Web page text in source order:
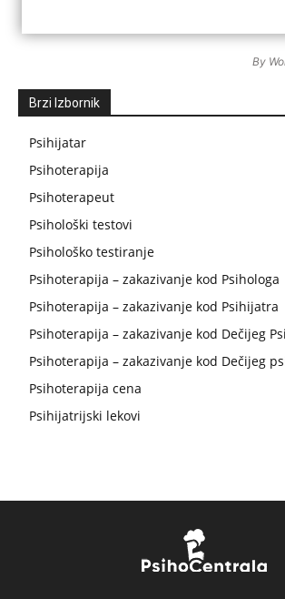
By
Brzi Izbornik
Psihijatar
Psihoterapija
Psihoterapeut
Psihološki testovi
Psihološko testiranje
Psihoterapija – zakazivanje kod Psihologa
Psihoterapija – zakazivanje kod Psihijatra
Psihoterapija – zakazivanje kod Dečijeg
Psihoterapija – zakazivanje kod Dečijeg
Psihoterapija cena
Psihijatrijski lekovi